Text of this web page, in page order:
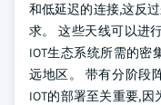
和低延迟的连接,这反
求。 这些天线可以进
IOT生态系统所需的密
远地区。 带有分阶段
IOT的部署至关重要,